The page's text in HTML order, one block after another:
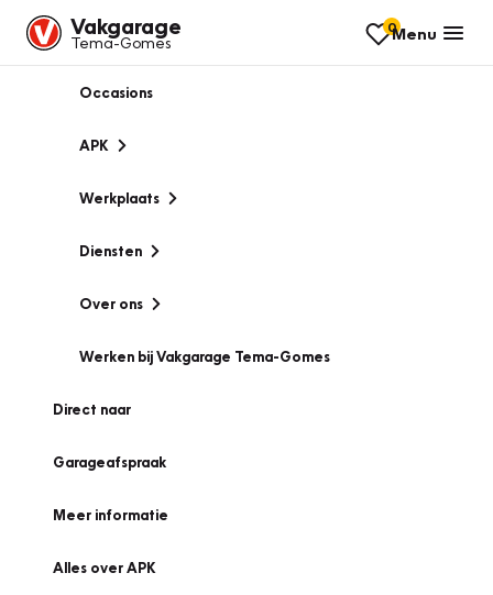
Vakgarage
Tema-Gomes
0Menu
Occasions
APK
Werkplaats
Diensten
Over ons
Werken bij Vakgarage Tema-Gomes
Direct naar
Garageafspraak
Meer informatie
Alles over APK